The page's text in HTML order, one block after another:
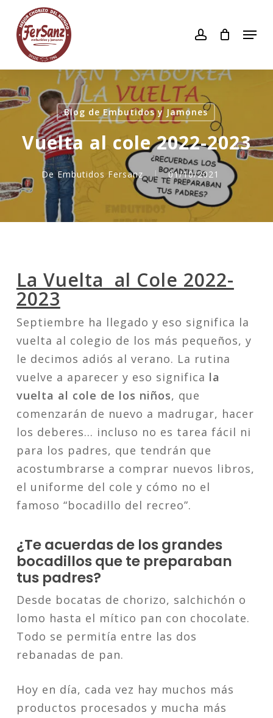
main
content
account
Blog de Embutidos y Jamones
Vuelta al cole 2022-2023
De Embutidos Fersanz 01/10/2021
La Vuelta al Cole 2022-
2023
Septiembre ha llegado y eso significa la
vuelta al colegio de los más pequeños, y
le decimos adiós al verano. La rutina
vuelve a aparecer y eso significa la
vuelta al cole de los niños, que
comenzarán de nuevo a madrugar, hacer
los deberes… incluso no es tarea fácil ni
para los padres, que tendrán que
acostumbrarse a comprar nuevos libros,
el uniforme del cole y cómo no el
famoso “bocadillo del recreo”.
¿Te acuerdas de los grandes
bocadillos que te preparaban
tus padres?
Desde bocatas de chorizo, salchichón o
lomo hasta el mítico pan con chocolate.
Todo se permitía entre las dos
rebanadas de pan.
Hoy en día, cada vez hay muchos más
productos procesados y mucha más